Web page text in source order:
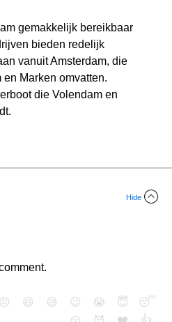
gemakkelijk bereikbaar
bieden redelijk
vanuit Amsterdam, die
Marken omvatten.
die Volendam en
Hide
😠 😆 😅 😉 😭 😇
😴
❤️ 👍